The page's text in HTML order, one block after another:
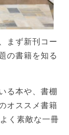
まず新刊コー
の書籍を知る
る本や、書棚
オススメ書籍
く素敵な一冊